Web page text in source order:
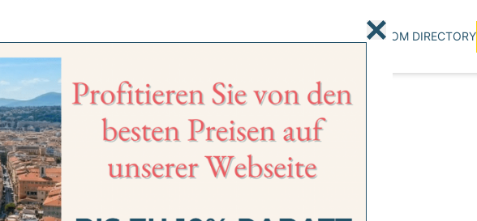
GALERIEROOM DIRECTORY
CITY-GUIDE
Neuigkeiten zu tun und zu entdecken